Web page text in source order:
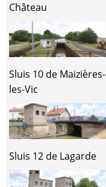
Château
Sluis 10 de Maizières-
les-Vic
Sluis 12 de Lagarde